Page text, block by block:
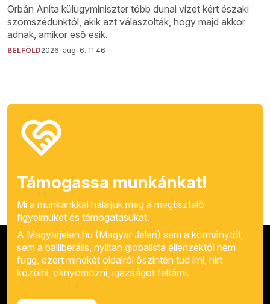
Orbán Anita külügyminiszter több dunai vizet kért északi
szomszédunktól, akik azt válaszolták, hogy majd akkor
adnak, amikor eső esik.
BELFÖLD2026. aug. 6. 11:46
Támogassa munkánkat!
Mi a munkánkkal háláljuk meg a megtisztelő
figyelmüket és támogatásukat.
A Magyarjelen.hu (Magyar Jelen) sem a kormánytól,
sem a balliberális, nyíltan globalista ellenzéktől nem
függ, ezért mindkét oldalról őszintén tud írni, hírt
közölni, oknyomozni, igazságot feltárni.